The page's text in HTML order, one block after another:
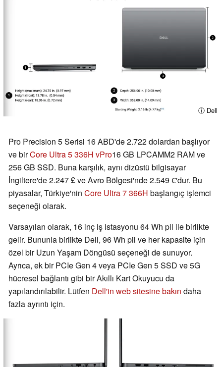
ⓘ Dell
Pro Precision 5 Serisi 16 ABD'de 2.722 dolardan başlıyor
ve birCore Ultra 5 336H vPro16 GB LPCAMM2 RAM ve
256 GB SSD. Buna karşılık, aynı dizüstü bilgisayar
İngiltere'de 2.247 £ ve Avro Bölgesi'nde 2.549 €'dur. Bu
piyasalar, Türkiye'nin Core Ultra 7 366H başlangıç işlemci
seçeneği olarak.
Varsayılan olarak, 16 inç iş istasyonu 64 Wh pil ile birlikte
gelir. Bununla birlikte Dell, 96 Wh pil ve her kapasite için
özel bir Uzun Yaşam Döngüsü seçeneği de sunuyor.
Ayrıca, ek bir PCIe Gen 4 veya PCIe Gen 5 SSD ve 5G
hücresel bağlantı gibi bir Akıllı Kart Okuyucu da
yapılandırılabilir. Lütfen Dell'in web sitesine bakın daha
fazla ayrıntı için.